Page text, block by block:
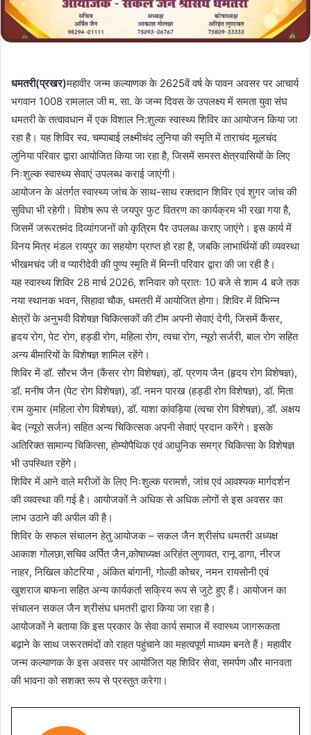
धमतरी(प्रखर)महावीर जन्म कल्याणक के 2625वें वर्ष के पावन अवसर पर आचार्य
भगवान 1008 रामलाल जी म. सा. के जन्म दिवस के उपलक्ष्य में समता युवा संघ
धमतरी के तत्वावधान में एक विशाल नि:शुल्क स्वास्थ्य शिविर का आयोजन किया जा
रहा है। यह शिविर स्व. चम्पाबाई लक्ष्मीचंद लुनिया की स्मृति में ताराचंद मूलचंद
लुनिया परिवार द्वारा आयोजित किया जा रहा है, जिसमें समस्त क्षेत्रवासियों के लिए
निःशुल्क स्वास्थ्य सेवाएं उपलब्ध कराई जाएंगी।
आयोजन के अंतर्गत स्वास्थ्य जांच के साथ-साथ रक्तदान शिविर एवं शुगर जांच की
सुविधा भी रहेगी। विशेष रूप से जयपुर फुट वितरण का कार्यक्रम भी रखा गया है,
जिसमें जरूरतमंद दिव्यांगजनों को कृत्रिम पैर उपलब्ध कराए जाएंगे। इस कार्य में
विनय मित्र मंडल रायपुर का सहयोग प्राप्त हो रहा है, जबकि लाभार्थियों की व्यवस्था
भीखमचंद जी व प्यारीदेवी की पुण्य स्मृति में मिन्नी परिवार द्वारा की जा रही है।
यह स्वास्थ्य शिविर 28 मार्च 2026, शनिवार को प्रातः 10 बजे से शाम 4 बजे तक
नया स्थानक भवन, सिहावा चौक, धमतरी में आयोजित होगा। शिविर में विभिन्न
क्षेत्रों के अनुभवी विशेषज्ञ चिकित्सकों की टीम अपनी सेवाएं देगी, जिसमें कैंसर,
हृदय रोग, पेट रोग, हड्डी रोग, महिला रोग, त्वचा रोग, न्यूरो सर्जरी, बाल रोग सहित
अन्य बीमारियों के विशेषज्ञ शामिल रहेंगे।
शिविर में डॉ. सौरभ जैन (कैंसर रोग विशेषज्ञ), डॉ. प्रणय जैन (हृदय रोग विशेषज्ञ),
डॉ. मनीष जैन (पेट रोग विशेषज्ञ), डॉ. नमन पारख (हड्डी रोग विशेषज्ञ), डॉ. मिता
राम कुमार (महिला रोग विशेषज्ञ), डॉ. याशा कांवड़िया (त्वचा रोग विशेषज्ञ), डॉ. अक्षय
बेद (न्यूरो सर्जन) सहित अन्य चिकित्सक अपनी सेवाएं प्रदान करेंगे। इसके
अतिरिक्त सामान्य चिकित्सा, होम्योपैथिक एवं आधुनिक समग्र चिकित्सा के विशेषज्ञ
भी उपस्थित रहेंगे।
शिविर में आने वाले मरीजों के लिए निःशुल्क परामर्श, जांच एवं आवश्यक मार्गदर्शन
की व्यवस्था की गई है। आयोजकों ने अधिक से अधिक लोगों से इस अवसर का
लाभ उठाने की अपील की है।
शिविर के सफल संचालन हेतु आयोजक – सकल जैन श्रीसंघ धमतरी अध्यक्ष
आकाश गोलछा,सचिव अर्पित जैन,कोषाध्यक्ष अरिहंत लुणावत, रानू डागा, नीरज
नाहर, निखिल कोटरिया , अंकित बांगानी, गोल्डी कोचर, नमन रायसोनी एवं
खुशराज बाफना सहित अन्य कार्यकर्ता सक्रिय रूप से जुटे हुए हैं। आयोजन का
संचालन सकल जैन श्रीसंघ धमतरी द्वारा किया जा रहा है।
आयोजकों ने बताया कि इस प्रकार के सेवा कार्य समाज में स्वास्थ्य जागरूकता
बढ़ाने के साथ जरूरतमंदों को राहत पहुंचाने का महत्वपूर्ण माध्यम बनते हैं। महावीर
जन्म कल्याणक के इस अवसर पर आयोजित यह शिविर सेवा, समर्पण और मानवता
की भावना को सशक्त रूप से प्रस्तुत करेगा।